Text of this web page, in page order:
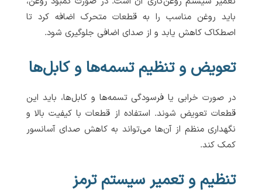
باید روغن مناسب را به قطعات متحرک اضافه کرد تا
اصطکاک کاهش یابد و از صدای اضافی جلوگیری شود.
تعویض و تنظیم تسمه‌ها و کابل‌ها
در صورت خرابی یا فرسودگی تسمه‌ها و کابل‌ها، باید این
قطعات تعویض شوند. استفاده از قطعات با کیفیت بالا و
نگهداری منظم از آن‌ها می‌تواند به کاهش صدای آسانسور
کمک کند.
تنظیم و تعمیر سیستم ترمز